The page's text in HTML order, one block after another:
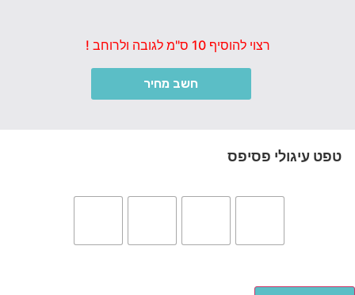
רצוי להוסיף 10 ס"מ לגובה ולרוחב !
חשב מחיר
טפט עיגולי פסיפס